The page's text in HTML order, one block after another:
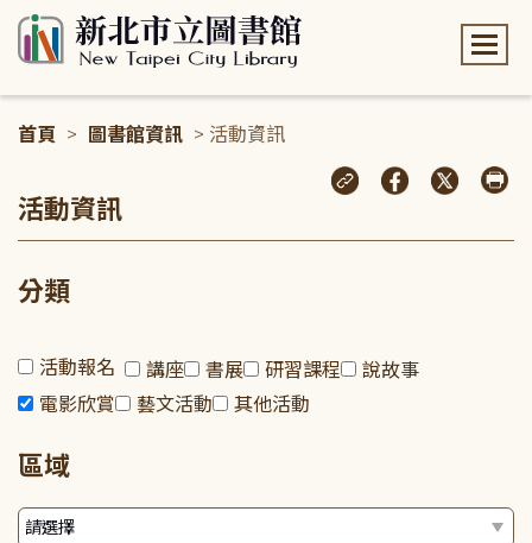
首頁 > 圖書館資訊 > 活動資訊
活動資訊
分類
活動報名 講座 書展 研習課程
說故事
電影欣賞
藝文活動 其他活動
區域